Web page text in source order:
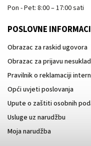
Pon - Pet: 8:00 – 17:00 sati
POSLOVNE
Obrazac za raskid ugovora
Obrazac za prijavu
Pravilnik o reklamaciji
Opći uvjeti poslovanja
Upute o zaštiti osobnih
Usluge uz narudžbu
Moja narudžba